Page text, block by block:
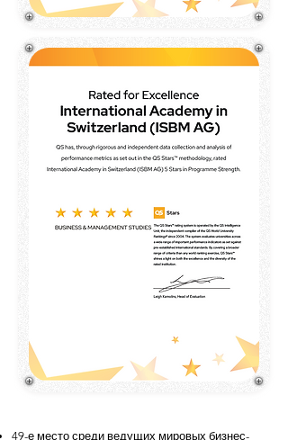
49-е место среди ведущих мировых бизнес-